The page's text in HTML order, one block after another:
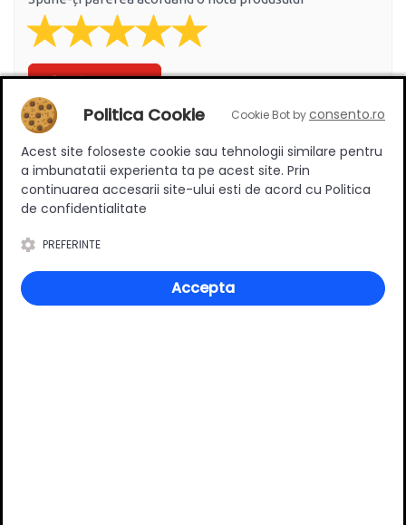
Adaugă un review
Ratingul general al produsului
0 (0 review-uri)
Politica Cookie Cookie Bot byconsento.ro
Acest site foloseste cookie sau tehnologii similare pentru
a imbunatatii experienta ta pe acest site. Prin
continuarea accesarii site-ului esti de acord cu Politica
de confidentialitate
PREFERINTE
Accepta